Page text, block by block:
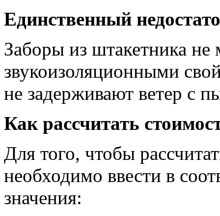
Единственный
Заборы из штакетника не
звукоизоляционными
не задерживают ветер с
Как рассчитать
Для того, чтобы
необходимо ввести в
значения: